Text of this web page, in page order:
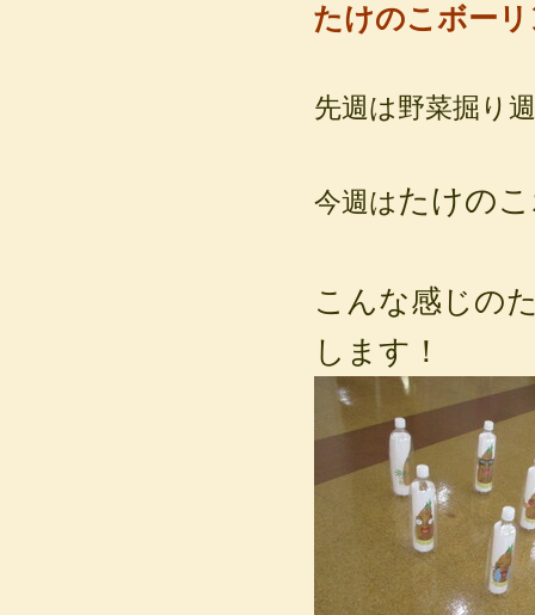
たけのこボー
先週は野菜掘り
今週はたけの
こんな感じの
します！